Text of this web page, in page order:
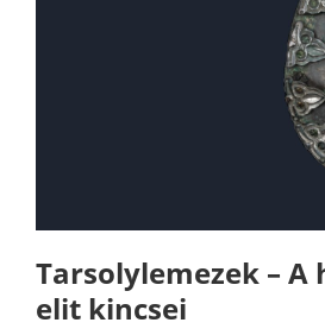
Tarsolylemezek – A
elit kincsei